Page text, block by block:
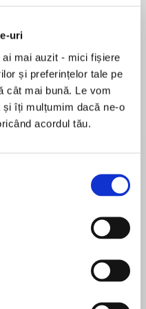
uri
mai auzit - mici fișiere
și preferințelor tale pe
cât mai bună. Le vom
îți mulțumim dacă ne-o
acordul tău.
de
Migdală
nouă și fascinantă
noastre la stres
dezvoltă teoria
cuprinzătoare în
Cartea explorează,
această teorie